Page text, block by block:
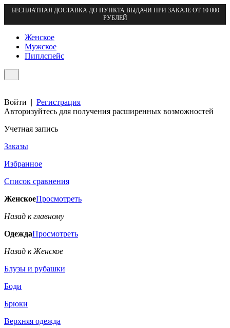
БЕСПЛАТНАЯ ДОСТАВКА ДО ПУНКТА ВЫДАЧИ ПРИ ЗАКАЗЕ ОТ 10 000
РУБЛЕЙ
Женское
Мужское
Пиплспейс
Войти | Регистрация
Авторизуйтесь для получения расширенных возможностей
Учетная запись
Заказы
Избранное
Список сравнения
ЖенскоеПросмотреть
Назад к главному
ОдеждаПросмотреть
Назад к Женское
Блузы и рубашки
Боди
Брюки
Верхняя одежда